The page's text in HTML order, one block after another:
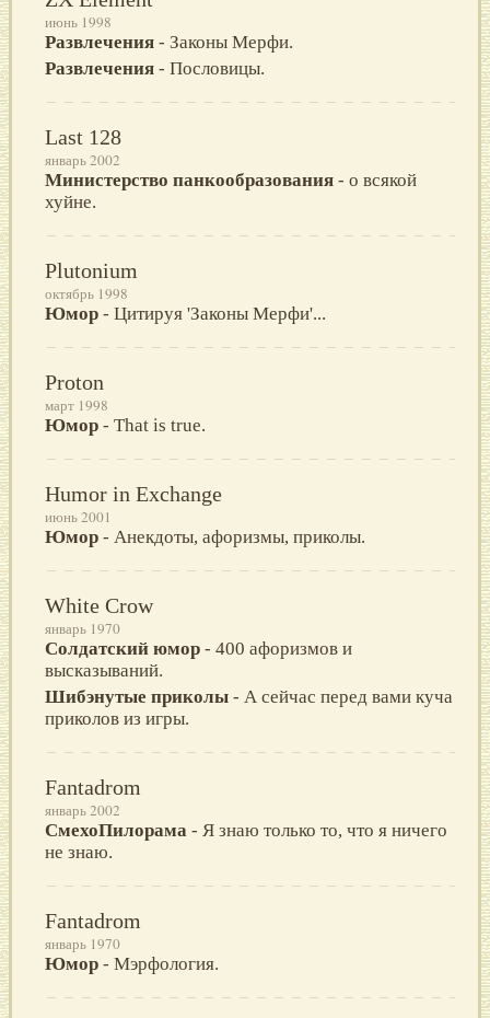
июнь 1998
Развлечения - Законы Мерфи.
Развлечения - Пословицы.
Last 128
январь 2002
Министерство панкообразования - о всякой
хуйне.
Plutonium
октябрь 1998
Юмор - Цитируя 'Законы Мерфи'...
Proton
март 1998
Юмор - That is true.
Humor in Exchange
июнь 2001
Юмор - Анекдоты, афоризмы, приколы.
White Crow
январь 1970
Солдатский юмор - 400 афоризмов и
высказываний.
Шибэнутые приколы - А сейчас перед вами куча
приколов из игры.
Fantadrom
январь 2002
СмехоПилорама - Я знаю только то, что я ничего
не знаю.
Fantadrom
январь 1970
Юмор - Мэрфология.